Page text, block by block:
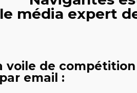
le média expert
voile de compétition
email :